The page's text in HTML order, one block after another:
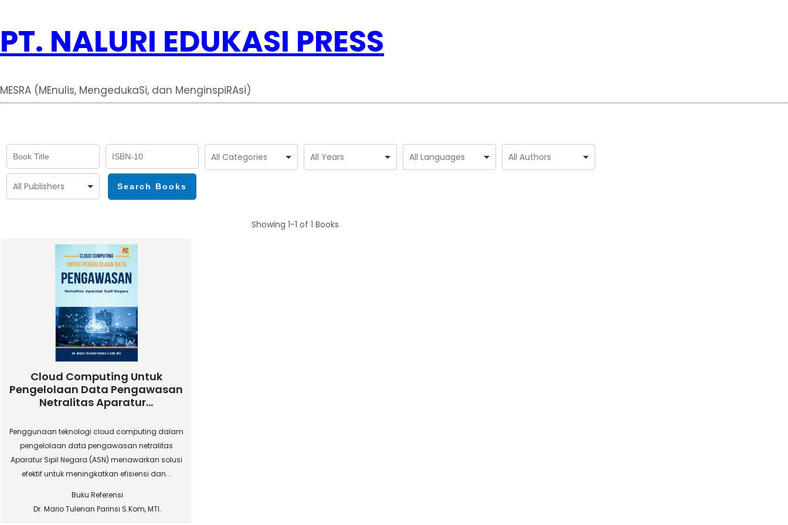
PT. NALURI EDUKASI PRESS
MESRA (MEnulis, MengedukaSi, dan MenginspiRAsi)
Showing 1-1 of 1 Books
Cloud Computing Untuk
Pengelolaan Data Pengawasan
Netralitas Aparatur...
Penggunaan teknologi cloud computing dalam
pengelolaan data pengawasan netralitas
Aparatur Sipil Negara (ASN) menawarkan solusi
efektif untuk meningkatkan efisiensi dan...
Buku Referensi
Dr. Mario Tulenan Parinsi S.Kom, MTI.